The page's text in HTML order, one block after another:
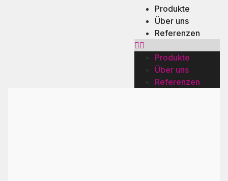
Produkte
Über uns
Referenzen
Produkte
Über uns
Referenzen